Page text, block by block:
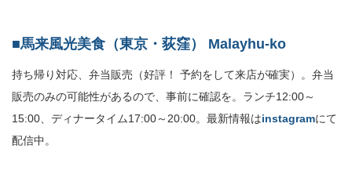
■馬来風光美食（東京・荻窪） Malayhu-ko
持ち帰り対応、弁当販売（好評！ 予約をして来店が確実）。弁当
販売のみの可能性があるので、事前に確認を。ランチ12:00～
15:00、ディナータイム17:00～20:00。最新情報はinstagramにて
配信中。